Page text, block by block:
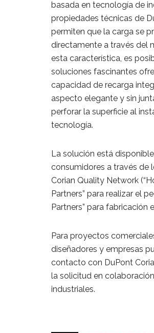
basada en tecnología de
propiedades técnicas de
permiten que la carga se
directamente a través del
esta característica, es
soluciones fascinantes
capacidad de recarga
aspecto elegante y sin
perforar la superficie al
tecnología.
La solución está
consumidores a través de
Corian Quality Network
Partners” para realizar el
Partners” para fabricación
Para proyectos
diseñadores y empresas
contacto con DuPont
la solicitud en
industriales.